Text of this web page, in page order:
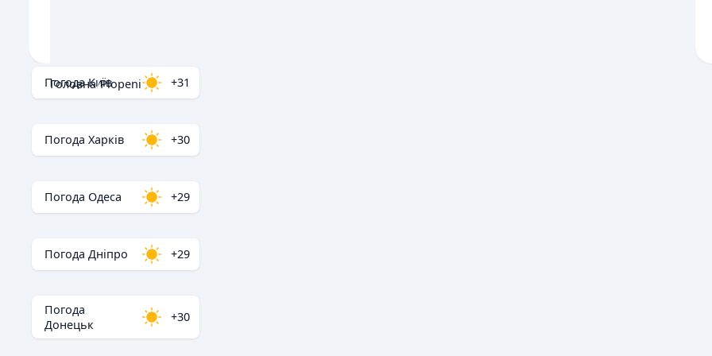
Погода Київ +31
Погода Харків +30
Погода Одеса +29
Погода Дніпро +29
Погода
Донецьк
+30
Головна/Plopeni